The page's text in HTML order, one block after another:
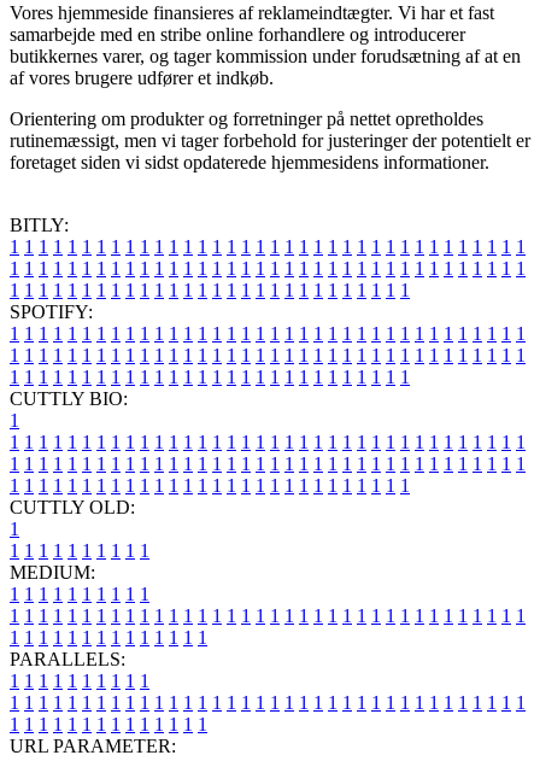
Vores hjemmeside finansieres af reklameindtægter. Vi har et fast
samarbejde med en stribe online forhandlere og introducerer
butikkernes varer, og tager kommission under forudsætning af at en
af vores brugere udfører et indkøb.
Orientering om produkter og forretninger på nettet opretholdes
rutinemæssigt, men vi tager forbehold for justeringer der potentielt er
foretaget siden vi sidst opdaterede hjemmesidens informationer.
BITLY:
1 1 1 1 1 1 1 1 1 1 1 1 1 1 1 1 1 1 1 1 1 1 1 1 1 1 1 1 1 1 1 1 1 1 1 1
1 1 1 1 1 1 1 1 1 1 1 1 1 1 1 1 1 1 1 1 1 1 1 1 1 1 1 1 1 1 1 1 1 1 1 1
1 1 1 1 1 1 1 1 1 1 1 1 1 1 1 1 1 1 1 1 1 1 1 1 1 1 1 1
SPOTIFY:
1 1 1 1 1 1 1 1 1 1 1 1 1 1 1 1 1 1 1 1 1 1 1 1 1 1 1 1 1 1 1 1 1 1 1 1
1 1 1 1 1 1 1 1 1 1 1 1 1 1 1 1 1 1 1 1 1 1 1 1 1 1 1 1 1 1 1 1 1 1 1 1
1 1 1 1 1 1 1 1 1 1 1 1 1 1 1 1 1 1 1 1 1 1 1 1 1 1 1 1
CUTTLY BIO:
1
1 1 1 1 1 1 1 1 1 1 1 1 1 1 1 1 1 1 1 1 1 1 1 1 1 1 1 1 1 1 1 1 1 1 1 1
1 1 1 1 1 1 1 1 1 1 1 1 1 1 1 1 1 1 1 1 1 1 1 1 1 1 1 1 1 1 1 1 1 1 1 1
1 1 1 1 1 1 1 1 1 1 1 1 1 1 1 1 1 1 1 1 1 1 1 1 1 1 1 1
CUTTLY OLD:
1
1 1 1 1 1 1 1 1 1 1
MEDIUM:
1 1 1 1 1 1 1 1 1 1
1 1 1 1 1 1 1 1 1 1 1 1 1 1 1 1 1 1 1 1 1 1 1 1 1 1 1 1 1 1 1 1 1 1 1 1
1 1 1 1 1 1 1 1 1 1 1 1 1 1
PARALLELS:
1 1 1 1 1 1 1 1 1 1
1 1 1 1 1 1 1 1 1 1 1 1 1 1 1 1 1 1 1 1 1 1 1 1 1 1 1 1 1 1 1 1 1 1 1 1
1 1 1 1 1 1 1 1 1 1 1 1 1 1
URL PARAMETER: